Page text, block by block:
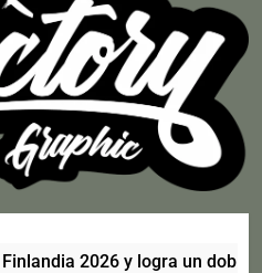
2026 y logra un doblete